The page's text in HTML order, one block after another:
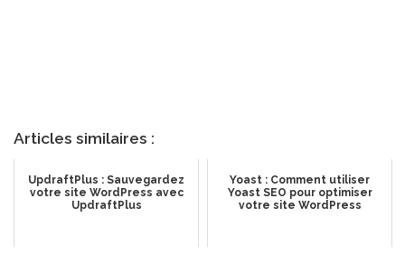
Veja como foi a passagem do fogo simbólico por Camaçari Bahia
♬ original sound – camacarinoticias – camacarinoticias
Articles similaires :
UpdraftPlus : Sauvegardez
votre site WordPress avec
UpdraftPlus
Yoast : Comment utiliser
Yoast SEO pour optimiser
votre site WordPress